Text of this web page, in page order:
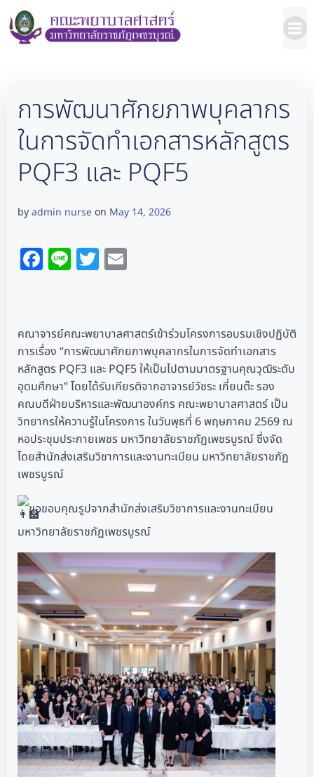
Skip
to
content
การพัฒนาศักยภาพบุคลากร
ในการจัดทำเอกสารหลักสูตร
PQF3 และ PQF5
by admin nurse on May 14, 2026
Facebook
LineTwitter
คณาจารย์คณะพยาบาลศาสตร์เข้าร่วมโครงการอบรมเชิงปฏิบัติ
การเรื่อง “การพัฒนาศักยภาพบุคลากรในการจัดทำเอกสาร
หลักสูตร PQF3 และ PQF5 ให้เป็นไปตามมาตรฐานคุณวุฒิระดับ
อุดมศึกษา” โดยได้รับเกียรติจากอาจารย์วัชระ เกี่ยนต๊ะ รอง
คณบดีฝ่ายบริหารและพัฒนาองค์กร คณะพยาบาลศาสตร์ เป็น
วิทยากรให้ความรู้ในโครงการ ในวันพุธที่ 6 พฤษภาคม 2569 ณ
หอประชุมประกายเพชร มหาวิทยาลัยราชภัฏเพชรบูรณ์ ซึ่งจัด
โดยสำนักส่งเสริมวิชาการและงานทะเบียน มหาวิทยาลัยราชภัฏ
เพชรบูรณ์
ขอขอบคุณรูปจากสำนักส่งเสริมวิชาการและงานทะเบียน
มหาวิทยาลัยราชภัฏเพชรบูรณ์